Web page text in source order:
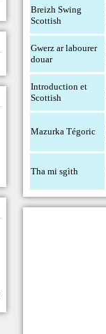
Breizh Swing
Scottish
Gwerz ar labourer
douar
Introduction et
Scottish
Mazurka Tégoric
Tha mi sgìth